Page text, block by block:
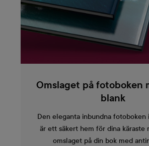
Omslaget på fotoboken
blank
Den eleganta inbundna fotoboken
är ett säkert hem för dina käraste
omslaget på din bok med